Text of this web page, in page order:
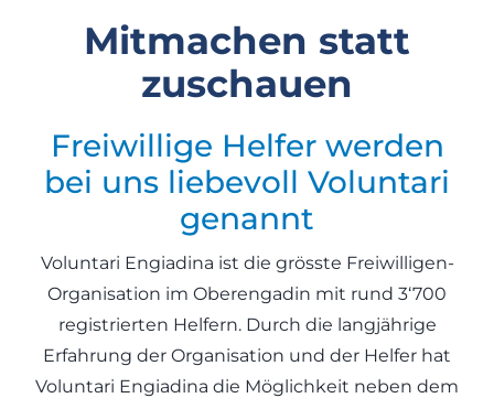
Mitmachen statt
zuschauen
Freiwillige Helfer werden
bei uns liebevoll Voluntari
genannt
Voluntari Engiadina ist die grösste Freiwilligen-
Organisation im Oberengadin mit rund 3‘700
registrierten Helfern. Durch die langjährige
Erfahrung der Organisation und der Helfer hat
Voluntari Engiadina die Möglichkeit neben dem